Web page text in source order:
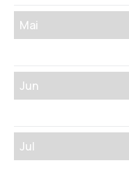
Mai
Jun
Jul